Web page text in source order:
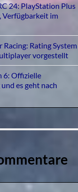
24: PlayStation Plus
Verfügbarkeit im
Rating System
vorgestellt
6: Offizielle
es geht nach